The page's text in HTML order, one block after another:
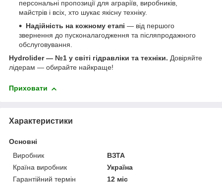
персональні пропозиції для аграріїв, виробників,
майстрів і всіх, хто шукає якісну техніку.
Надійність на кожному етапі — від першого
звернення до пусконалагодження та післяпродажного
обслуговування.
Hydrolider — №1 у світі гідравліки та техніки. Довіряйте
лідерам — обирайте найкраще!
Приховати
Характеристики
Основні
Виробник
ВЗТА
Країна виробник
Україна
Гарантійний термін
12 міс